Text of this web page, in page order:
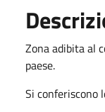
Zona adibita al
paese.
Si conferiscono